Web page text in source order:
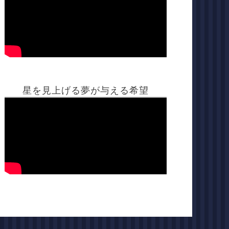
星を見上げる夢が与える希望